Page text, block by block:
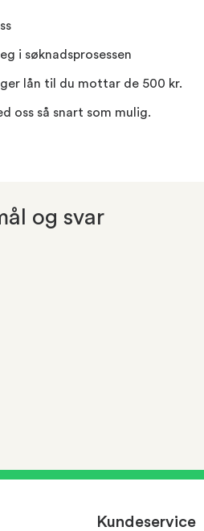
i søknadsprosessen
lån til du mottar de 500 kr.
oss så snart som mulig.
og svar
Kundeservice